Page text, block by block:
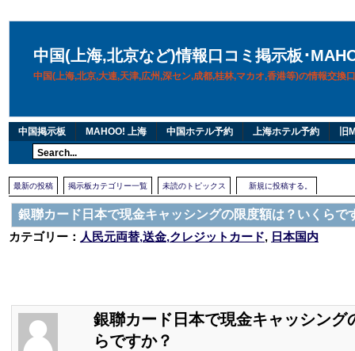
中国(上海,北京など)情報口コミ掲示板･
中国(上海,北京,大連,天津,広州,深セン,成都,桂林,マカオ,香港等)の情報交換
中国掲示板 MAHOO! 上海 中国ホテル予約 上海ホテル予約 旧
最新の投稿 掲示板カテゴリー一覧 未読のトピックス 新規に投稿する。
銀聯カード日本で現金キャッシングの限度額は？いくらで
カテゴリー： 人民元両替,送金,クレジットカード, 日本国内
銀聯カード日本で現金キャッシング
らですか？